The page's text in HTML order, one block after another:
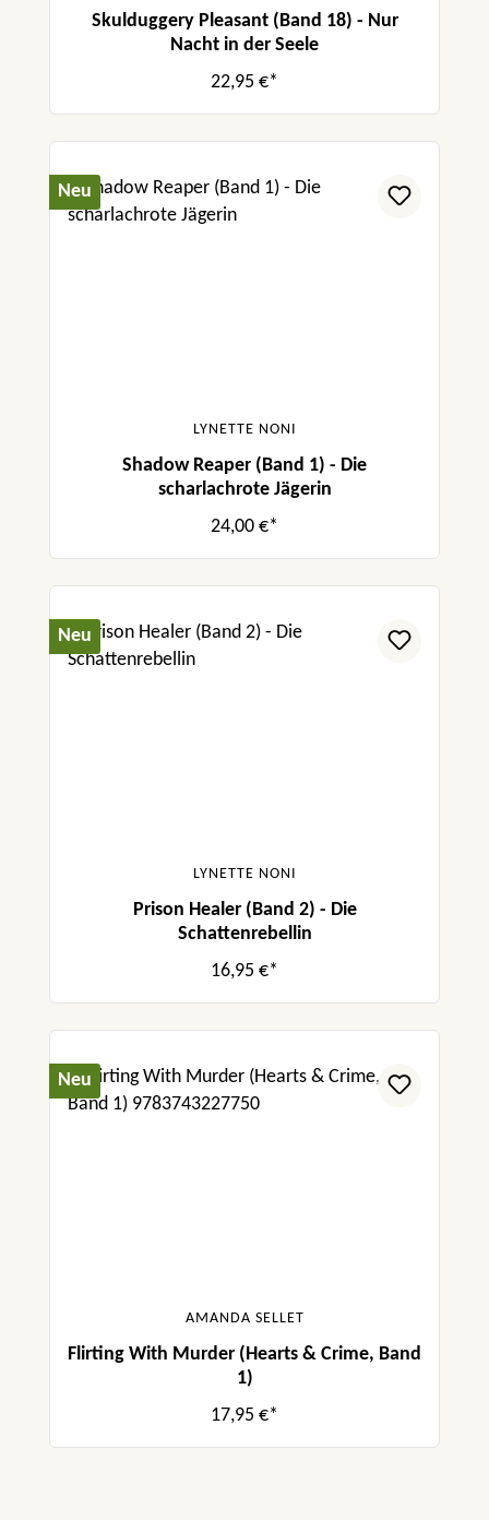
Skulduggery Pleasant (Band 18) - Nur
Nacht in der Seele
22,95 €*
Neu
LYNETTE NONI
Shadow Reaper (Band 1) - Die
scharlachrote Jägerin
24,00 €*
Neu
LYNETTE NONI
Prison Healer (Band 2) - Die
Schattenrebellin
16,95 €*
Neu
AMANDA SELLET
Flirting With Murder (Hearts & Crime, Band
1)
17,95 €*